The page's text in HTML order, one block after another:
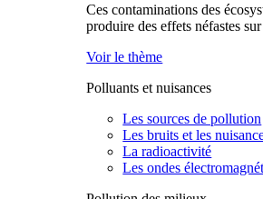
Ces contaminations des
produire des effets néfastes
Voir le thème
Polluants et nuisances
Les sources de pollution
Les bruits et les
La radioactivité
Les ondes